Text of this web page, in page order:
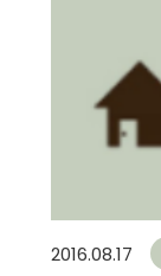
2016.08.17